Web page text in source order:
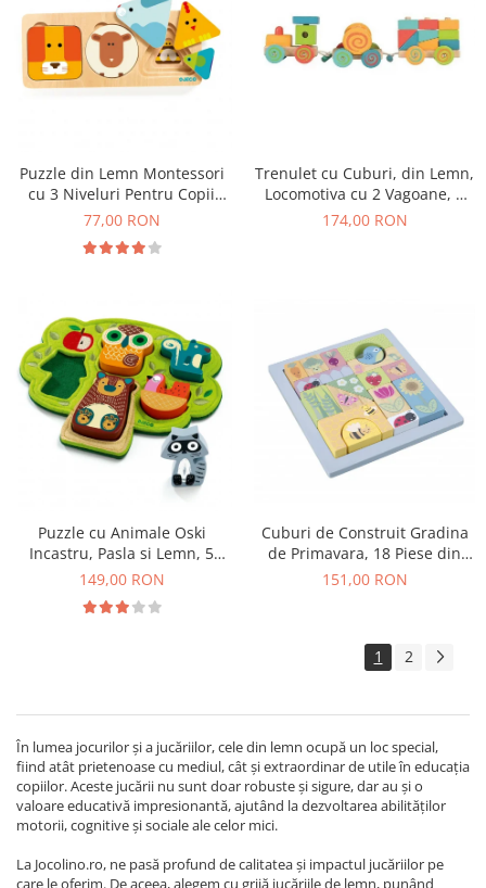
Puzzle din Lemn Montessori
cu 3 Niveluri Pentru Copii
Mici, Animale si Forme
77,00 RON
Trenulet cu Cuburi, din Lemn,
Locomotiva cu 2 Vagoane, 9
Blocuri si Clopotel, 12+ Luni
174,00 RON
Puzzle cu Animale Oski
Incastru, Pasla si Lemn, 5
Animale, 12+ Luni
149,00 RON
Cuburi de Construit Gradina
de Primavara, 18 Piese din
Lemn
151,00 RON
1 2
În lumea jocurilor și a jucăriilor, cele din lemn ocupă un loc special,
fiind atât prietenoase cu mediul, cât și extraordinar de utile în educația
copiilor. Aceste jucării nu sunt doar robuste și sigure, dar au și o
valoare educativă impresionantă, ajutând la dezvoltarea abilităților
motorii, cognitive și sociale ale celor mici.
La Jocolino.ro, ne pasă profund de calitatea și impactul jucăriilor pe
care le oferim. De aceea, alegem cu grijă jucăriile de lemn, punând